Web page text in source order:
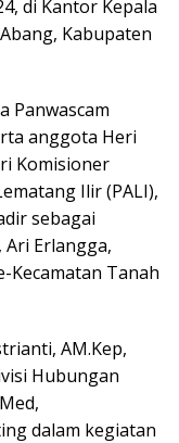
di Kantor Kepala
Kabupaten
Panwascam
anggota Heri
Komisioner
Ilir (PALI),
sebagai
Ari Erlangga,
Kecamatan Tanah
AM.Kep,
Hubungan
dalam kegiatan